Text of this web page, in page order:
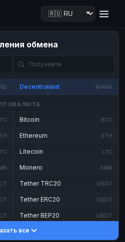
обмена
Decentraland MANA
Bitcoin BTC
Ethereum ETH
Litecoin LTC
Monero XMR
Tether TRC20 USDT
Tether ERC20 USDT
Tether BEP20 USDT
DASH
все